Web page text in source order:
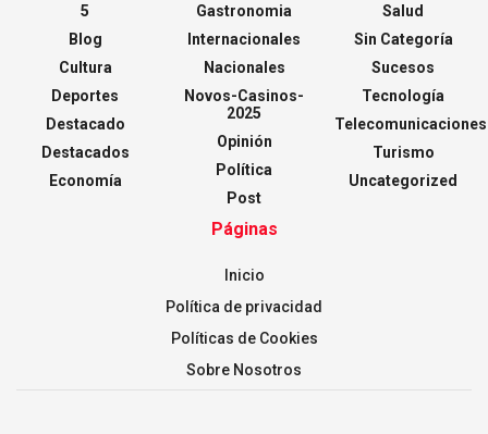
5
Blog
Cultura
Deportes
Destacado
Destacados
Economía
Gastronomia
Internacionales
Nacionales
Novos-Casinos-
2025
Opinión
Política
Post
Salud
Sin Categoría
Sucesos
Tecnología
Telecomunicaciones
Turismo
Uncategorized
Páginas
Inicio
Política de privacidad
Políticas de Cookies
Sobre Nosotros